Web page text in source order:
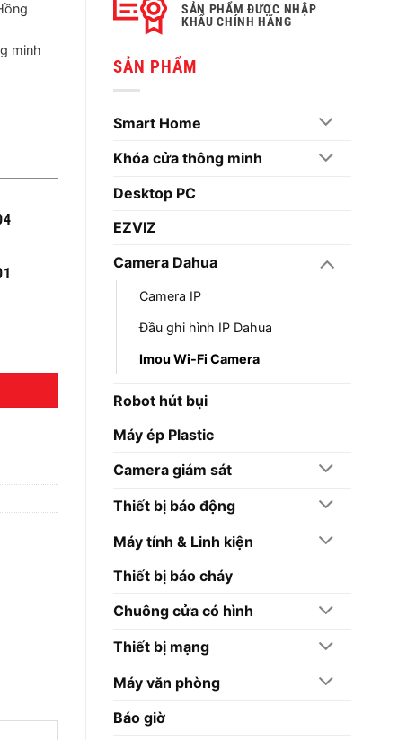
SẢN PHẨM ĐƯỢC NHẬP
KHẨU CHÍNH HÃNG
SẢN PHẨM
Smart Home
Khóa cửa thông minh
Desktop PC
EZVIZ
Camera Dahua
Camera IP
Đầu ghi hình IP Dahua
Imou Wi-Fi Camera
Robot hút bụi
Máy ép Plastic
Camera giám sát
Thiết bị báo động
Máy tính & Linh kiện
Thiết bị báo cháy
Chuông cửa có hình
Thiết bị mạng
Máy văn phòng
Báo giờ
minh